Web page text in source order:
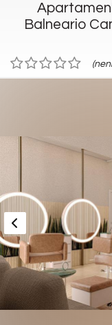
Balneario